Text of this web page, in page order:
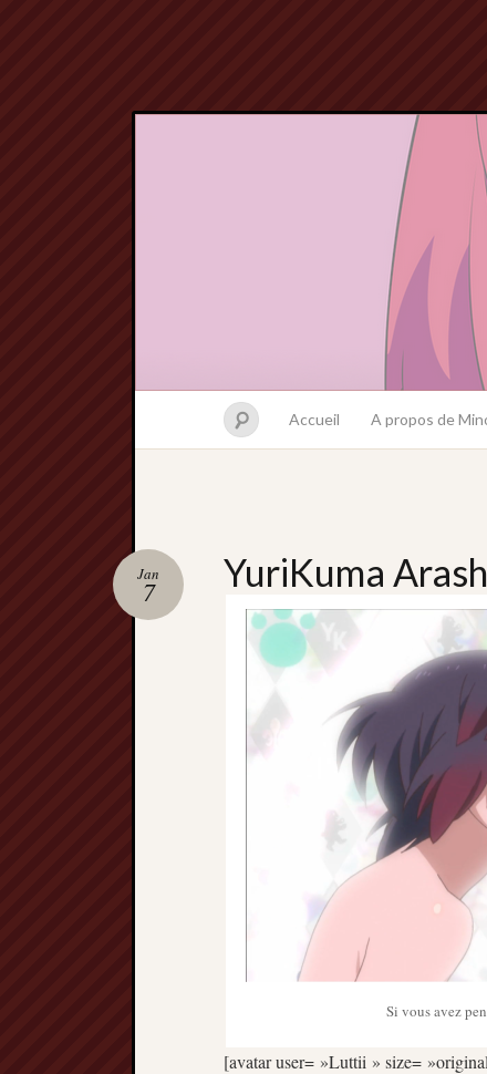
Accueil A propos de
YuriKuma
Jan
7
Si vous avez
[avatar user= »Luttii » size=